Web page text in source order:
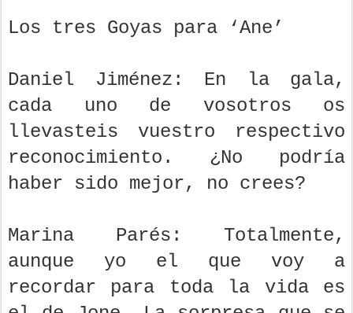
Los tres Goyas para ‘Ane’
Daniel Jiménez: En la gala,
cada uno de vosotros os
llevasteis vuestro respectivo
reconocimiento. ¿No podría
haber sido mejor, no crees?
Marina Parés: Totalmente,
aunque yo el que voy a
recordar para toda la vida es